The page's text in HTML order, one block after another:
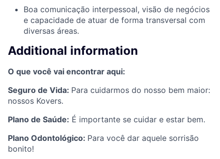
Boa comunicação interpessoal, visão de negócios
e capacidade de atuar de forma transversal com
diversas áreas.
Additional information
O que você vai encontrar aqui:
Seguro de Vida: Para cuidarmos do nosso bem maior:
nossos Kovers.
Plano de Saúde: É importante se cuidar e estar bem.
Plano Odontológico: Para você dar aquele sorrisão
bonito!